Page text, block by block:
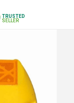
TRUSTED
SELLER